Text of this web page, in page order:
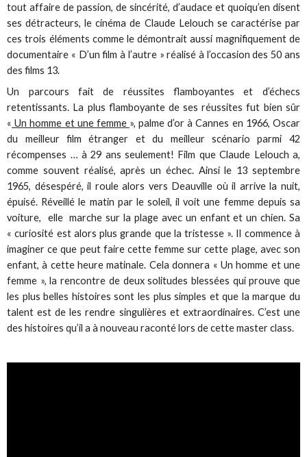
tout affaire de passion, de sincérité, d’audace et quoiqu’en disent
ses détracteurs, le cinéma de Claude Lelouch se caractérise par
ces trois éléments comme le démontrait aussi magnifiquement de
documentaire « D’un film à l’autre » réalisé à l’occasion des 50 ans
des films 13.
Un parcours fait de réussites flamboyantes et d’échecs
retentissants. La plus flamboyante de ses réussites fut bien sûr
« Un homme et une femme », palme d’or à Cannes en 1966, Oscar
du meilleur film étranger et du meilleur scénario parmi 42
récompenses … à 29 ans seulement! Film que Claude Lelouch a,
comme souvent réalisé, après un échec. Ainsi le 13 septembre
1965, désespéré, il roule alors vers Deauville où il arrive la nuit,
épuisé. Réveillé le matin par le soleil, il voit une femme depuis sa
voiture, elle marche sur la plage avec un enfant et un chien. Sa
« curiosité est alors plus grande que la tristesse ». Il commence à
imaginer ce que peut faire cette femme sur cette plage, avec son
enfant, à cette heure matinale. Cela donnera « Un homme et une
femme », la rencontre de deux solitudes blessées qui prouve que
les plus belles histoires sont les plus simples et que la marque du
talent est de les rendre singulières et extraordinaires. C’est une
des histoires qu’il a à nouveau raconté lors de cette master class.